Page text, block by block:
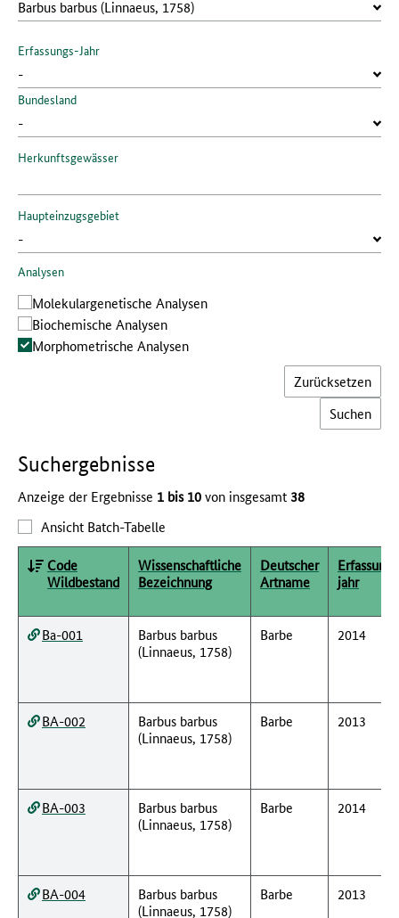
Erfassungs-Jahr
Bundesland
Herkunftsgewässer
Haupteinzugsgebiet
Analysen
Molekular­genetische Analysen
Bio­chemische Analysen
Morphometrische Analysen
Zurücksetzen
Such­ergebnisse
Anzeige der Ergebnisse 1 bis 10von insgesamt 38
Ansicht Batch-Tabelle
Code
Wildbestand
Wissenschaftliche
Bezeichnung
Deutscher
Artname
jahr
Ba-001
Barbus barbus
(Linnaeus, 1758)
Barbe 2014
BA-002
Barbus barbus
(Linnaeus, 1758)
Barbe 2013
BA-003
Barbus barbus
(Linnaeus, 1758)
Barbe 2014
BA-004
Barbus barbus
(Linnaeus, 1758)
Barbe 2013